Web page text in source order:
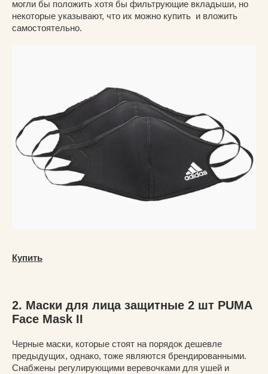
могли бы положить хотя бы фильтрующие вкладыши, но
некоторые указывают, что их можно купить и вложить
самостоятельно.
Купить
2. Маски для лица защитные 2 шт PUMA
Face Mask II
Черные маски, которые стоят на порядок дешевле
предыдущих, однако, тоже являются брендированными.
Снабжены регулирующими веревочками для ушей и